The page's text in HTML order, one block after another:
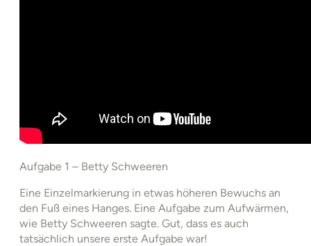
Aufgabe 1 – Betty Schweeren
Eine Einzelmarkierung in etwas höheren Bewuchs an
den Fuß eines Hanges. Eine Aufgabe zum Aufwärmen,
wie Betty Schweeren sagte. Gut, dass es auch
tatsächlich unsere erste Aufgabe war!